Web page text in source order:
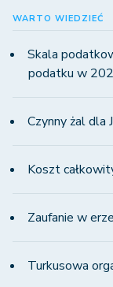
WARTO WIEDZIEĆ
Skala
podatku w
Czynny żal dla
Koszt
Zaufanie w
Turkusowa